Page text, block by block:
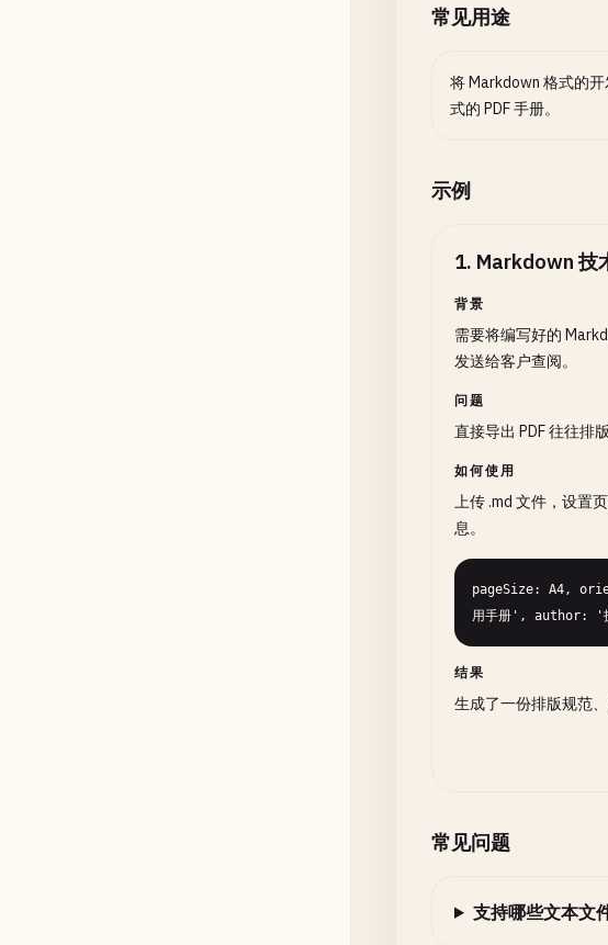
常见用途
将 Markdown 格式的
式的 PDF 手册。
示例
1. Markdown 技
背景
需要将编写好的
发送给客户查阅。
问题
直接导出 PDF 往往排
如何使用
上传 .md 文件，设置
息。
pageSize: A4,
用手册', author: '
结果
生成了一份排版规范
常见问题
支持哪些文本文